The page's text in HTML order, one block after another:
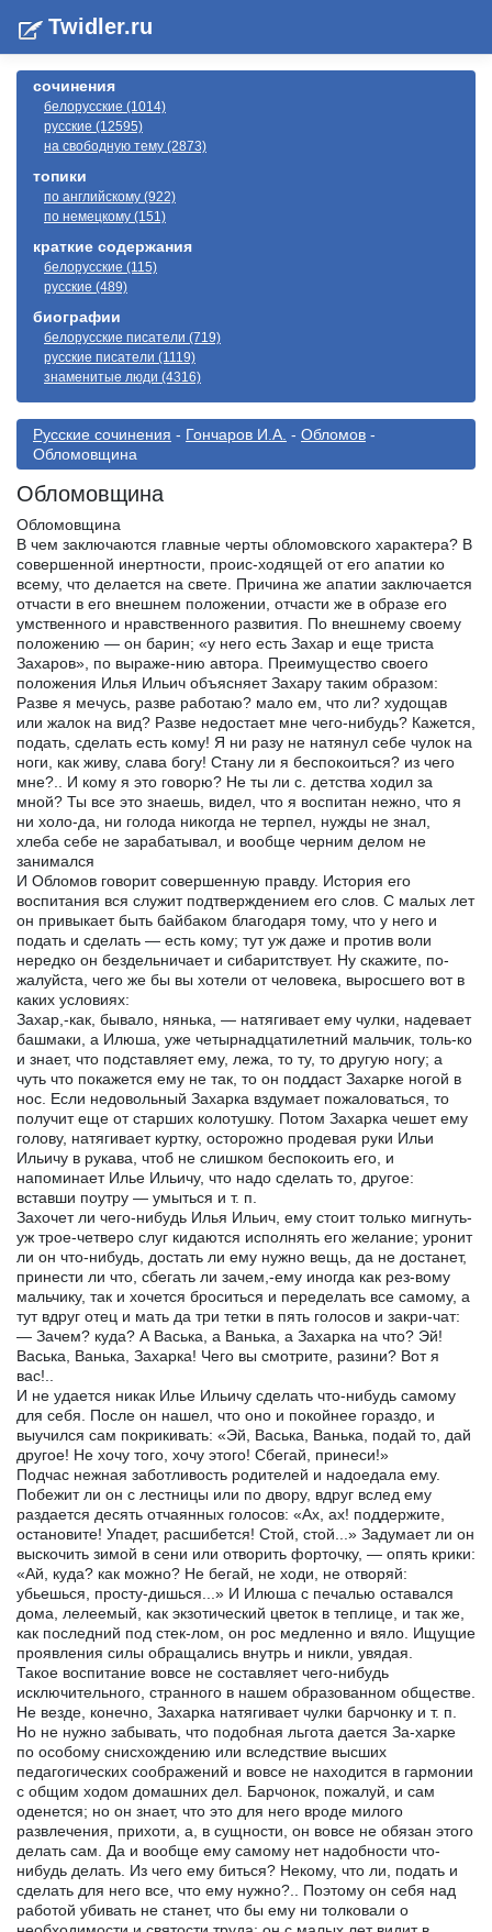
Twidler.ru
сочинения
белорусские (1014)
русские (12595)
на свободную тему (2873)
топики
по английскому (922)
по немецкому (151)
краткие содержания
белорусские (115)
русские (489)
биографии
белорусские писатели (719)
русские писатели (1119)
знаменитые люди (4316)
Русские сочинения - Гончаров И.А. - Обломов -
Обломовщина
Обломовщина
Обломовщина
В чем заключаются главные черты обломовского характера? В
совершенной инертности, проис-ходящей от его апатии ко
всему, что делается на свете. Причина же апатии заключается
отчасти в его внешнем положении, отчасти же в образе его
умственного и нравственного развития. По внешнему своему
положению — он барин; «у него есть Захар и еще триста
Захаров», по выраже-нию автора. Преимущество своего
положения Илья Ильич объясняет Захару таким образом:
Разве я мечусь, разве работаю? мало ем, что ли? худощав
или жалок на вид? Разве недостает мне чего-нибудь? Кажется,
подать, сделать есть кому! Я ни разу не натянул себе чулок на
ноги, как живу, слава богу! Стану ли я беспокоиться? из чего
мне?.. И кому я это говорю? Не ты ли с. детства ходил за
мной? Ты все это знаешь, видел, что я воспитан нежно, что я
ни холо-да, ни голода никогда не терпел, нужды не знал,
хлеба себе не зарабатывал, и вообще черним делом не
занимался
И Обломов говорит совершенную правду. История его
воспитания вся служит подтверждением его слов. С малых лет
он привыкает быть байбаком благодаря тому, что у него и
подать и сделать — есть кому; тут уж даже и против воли
нередко он бездельничает и сибаритствует. Ну скажите, по-
жалуйста, чего же бы вы хотели от человека, выросшего вот в
каких условиях:
Захар,-как, бывало, нянька, — натягивает ему чулки, надевает
башмаки, а Илюша, уже четырнадцатилетний мальчик, толь-ко
и знает, что подставляет ему, лежа, то ту, то другую ногу; а
чуть что покажется ему не так, то он поддаст Захарке ногой в
нос. Если недовольный Захарка вздумает пожаловаться, то
получит еще от старших колотушку. Потом Захарка чешет ему
голову, натягивает куртку, осторожно продевая руки Ильи
Ильичу в рукава, чтоб не слишком беспокоить его, и
напоминает Илье Ильичу, что надо сделать то, другое:
вставши поутру — умыться и т. п.
Захочет ли чего-нибудь Илья Ильич, ему стоит только мигнуть-
уж трое-четверо слуг кидаются исполнять его желание; уронит
ли он что-нибудь, достать ли ему нужно вещь, да не достанет,
принести ли что, сбегать ли зачем,-ему иногда как рез-вому
мальчику, так и хочется броситься и переделать все самому, а
тут вдруг отец и мать да три тетки в пять голосов и закри-чат:
— Зачем? куда? А Васька, а Ванька, а Захарка на что? Эй!
Васька, Ванька, Захарка! Чего вы смотрите, разини? Вот я
вас!..
И не удается никак Илье Ильичу сделать что-нибудь самому
для себя. После он нашел, что оно и покойнее гораздо, и
выучился сам покрикивать: «Эй, Васька, Ванька, подай то, дай
другое! Не хочу того, хочу этого! Сбегай, принеси!»
Подчас нежная заботливость родителей и надоедала ему.
Побежит ли он с лестницы или по двору, вдруг вслед ему
раздается десять отчаянных голосов: «Ах, ах! поддержите,
остановите! Упадет, расшибется! Стой, стой...» Задумает ли он
выскочить зимой в сени или отворить форточку, — опять крики:
«Ай, куда? как можно? Не бегай, не ходи, не отворяй:
убьешься, просту-дишься...» И Илюша с печалью оставался
дома, лелеемый, как экзотический цветок в теплице, и так же,
как последний под стек-лом, он рос медленно и вяло. Ищущие
проявления силы обращались внутрь и никли, увядая.
Такое воспитание вовсе не составляет чего-нибудь
исключительного, странного в нашем образованном обществе.
Не везде, конечно, Захарка натягивает чулки барчонку и т. п.
Но не нужно забывать, что подобная льгота дается За-харке
по особому снисхождению или вследствие высших
педагогических соображений и вовсе не находится в гармонии
с общим ходом домашних дел. Барчонок, пожалуй, и сам
оденется; но он знает, что это для него вроде милого
развлечения, прихоти, а, в сущности, он вовсе не обязан этого
делать сам. Да и вообще ему самому нет надобности что-
нибудь делать. Из чего ему биться? Некому, что ли, подать и
сделать для него все, что ему нужно?.. Поэтому он себя над
работой убивать не станет, что бы ему ни толковали о